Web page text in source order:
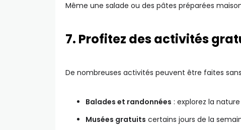
Même une salade ou des pâtes préparées
7. Profitez des activités
De nombreuses activités peuvent être faites
Balades et randonnées : explorez la
Musées gratuits certains jours de la